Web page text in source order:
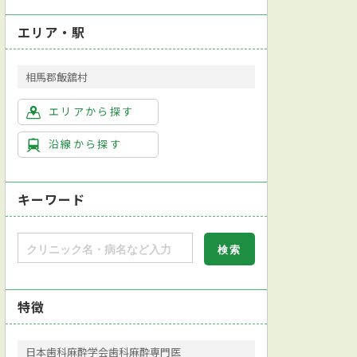
エリア・駅
相馬郡飯舘村
エリアから探す
沿線から探す
キーワード
特徴
日本歯科麻酔学会歯科麻酔専門医